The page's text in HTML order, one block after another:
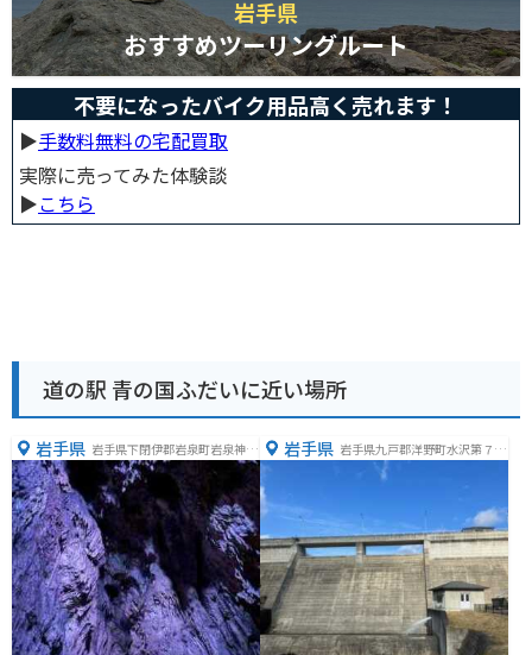
岩手県
おすすめツーリングルート
不要になったバイク用品高く売れます！
▶︎手数料無料の宅配買取
実際に売ってみた体験談
▶︎こちら
道の駅 青の国ふだいに近い場所
岩手県 岩手県下閉伊郡岩泉町岩泉神成
１番地１
岩手県 岩手県九戸郡洋野町水沢第７地
割８０−１２